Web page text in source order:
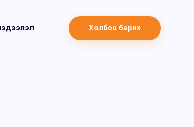
Холбоо барих